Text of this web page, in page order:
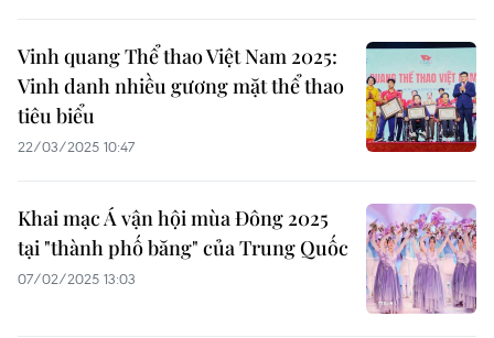
Vinh quang Thể thao Việt Nam 2025:
Vinh danh nhiều gương mặt thể thao
tiêu biểu
22/03/2025 10:47
Khai mạc Á vận hội mùa Đông 2025
tại "thành phố băng" của Trung Quốc
07/02/2025 13:03